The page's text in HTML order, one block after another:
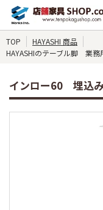
TOP
HAYASHI 商品
HAYASHIのテーブル脚 業
インロー60 埋込み